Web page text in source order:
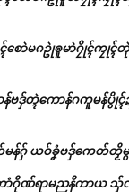
ာဲမဂဥုဲၜူမာဲဂၠိုၚ်ကၠုၚ်တုဲ
ဗဒှ်တ္ၚဲကောန်ဂကူမန်ပွို
န်ဂှ် ယဝ်ခၞံဗဒှ်ကေတ်တၟိမ္
ာံဂိုဏ်ရာမညနိကာယ သှ်လိ